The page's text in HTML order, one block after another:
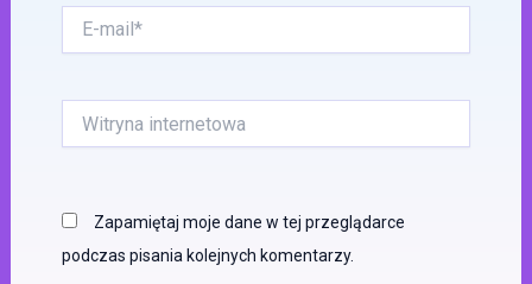
mail*
internetowa
Zapamiętaj moje dane w tej przeglądarce
podczas pisania kolejnych komentarzy.